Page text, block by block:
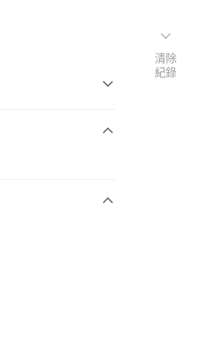
清除
紀錄